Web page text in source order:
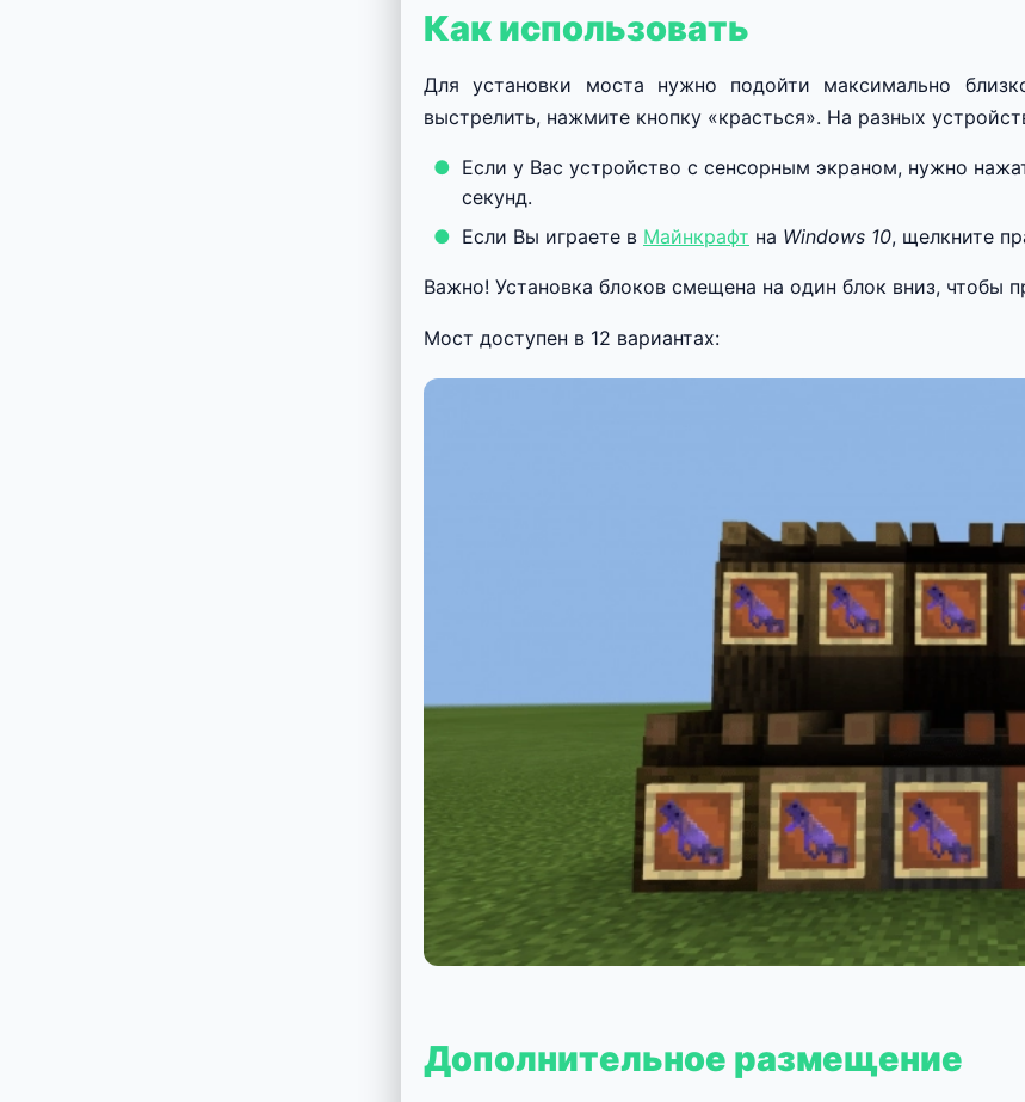
Как использовать
Для установки моста нужно подойти максимально
выстрелить, нажмите кнопку «красться». На разных
Если у Вас устройство с сенсорным экраном, нужно
секунд.
Если Вы играете в Майнкрафт на Windows 10, щелкните
Важно! Установка блоков смещена на один блок вниз, чтобы
Мост доступен в 12 вариантах:
Дополнительное размещение